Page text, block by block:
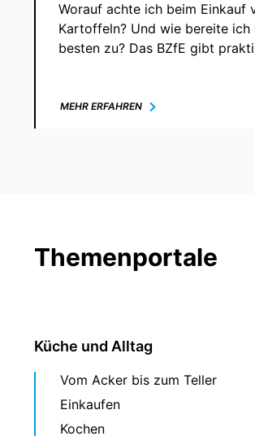
Worauf achte ich beim Einkauf
Kartoffeln? Und wie bereite ich
besten zu? Das BZfE gibt
MEHR ERFAHREN
Themenportale
Küche und Alltag
Vom Acker bis zum Teller
Einkaufen
Kochen